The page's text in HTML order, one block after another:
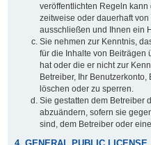
veröffentlichten Regeln
zeitweise oder dauerhaft
ausschließen und Ihnen ein
Sie nehmen zur Kenntnis,
für die Inhalte von Beiträgen
hat oder die er nicht zur
Betreiber, Ihr
löschen oder zu sperren.
Sie gestatten dem Betreiber
abzuändern, sofern sie
sind, dem Betreiber oder